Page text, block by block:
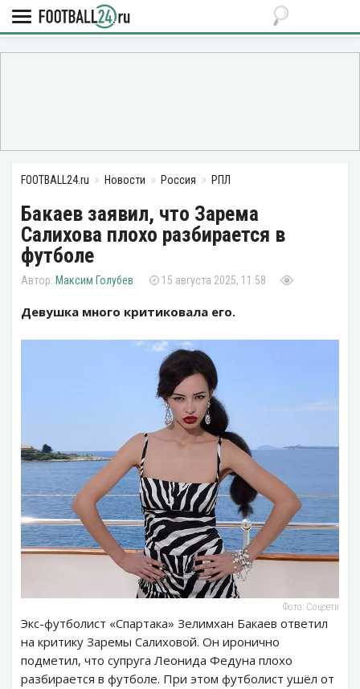
FOOTBALL24.ru Новости Россия РПЛ
Бакаев заявил, что Зарема
Салихова плохо разбирается в
футболе
Максим Голубев 15 августа 2025, 11:58
Девушка много критиковала его.
Фото: Соцсети
Экс-футболист «Спартака» Зелимхан Бакаев ответил
на критику Заремы Салиховой. Он иронично
подметил, что супруга Леонида Федуна плохо
разбирается в футболе. При этом футболист ушёл от